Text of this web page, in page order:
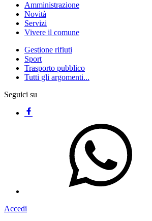
Amministrazione
Novità
Servizi
Vivere il comune
Gestione rifiuti
Sport
Trasporto pubblico
Tutti gli argomenti...
Seguici su
Accedi